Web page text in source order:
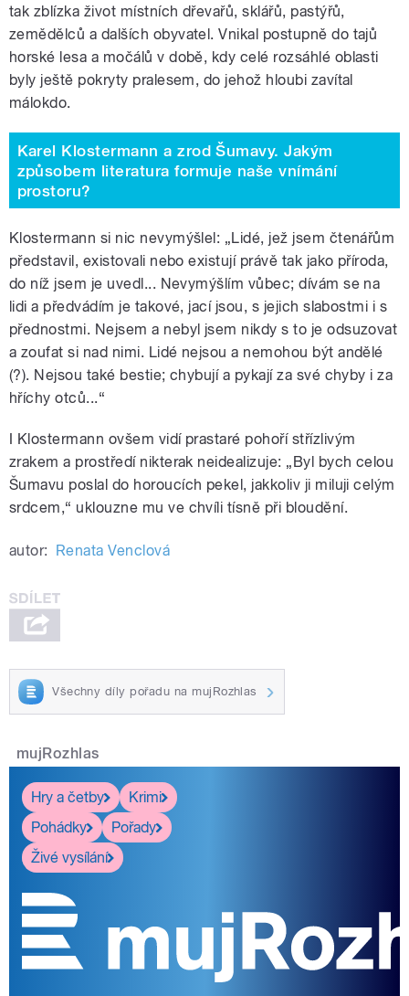
tak zblízka život místních dřevařů, sklářů, pastýřů,
zemědělců a dalších obyvatel. Vnikal postupně do tajů
horské lesa a močálů v době, kdy celé rozsáhlé oblasti
byly ještě pokryty pralesem, do jehož hloubi zavítal
málokdo.
Karel Klostermann a zrod Šumavy. Jakým
způsobem literatura formuje naše vnímání
prostoru?
Klostermann si nic nevymýšlel: „Lidé, jež jsem čtenářům
představil, existovali nebo existují právě tak jako příroda,
do níž jsem je uvedl... Nevymýšlím vůbec; dívám se na
lidi a předvádím je takové, jací jsou, s jejich slabostmi i s
přednostmi. Nejsem a nebyl jsem nikdy s to je odsuzovat
a zoufat si nad nimi. Lidé nejsou a nemohou být andělé
(?). Nejsou také bestie; chybují a pykají za své chyby i za
hříchy otců...“
I Klostermann ovšem vidí prastaré pohoří střízlivým
zrakem a prostředí nikterak neidealizuje: „Byl bych celou
Šumavu poslal do horoucích pekel, jakkoliv ji miluji celým
srdcem,“ uklouzne mu ve chvíli tísně při bloudění.
autor: Renata Venclová
Všechny díly pořadu na mujRozhlas
mujRozhlas
Hry a četby
Krimi
Pohádky
Pořady
Živé vysílání